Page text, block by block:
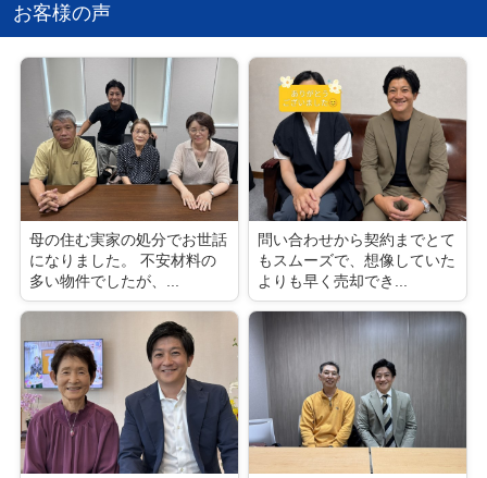
お客様の声
母の住む実家の処分でお世話
になりました。 不安材料の
多い物件でしたが、...
問い合わせから契約までとて
もスムーズで、想像していた
よりも早く売却でき...